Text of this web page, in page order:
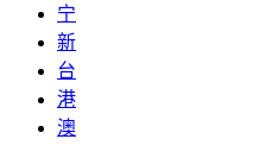
宁
新
台
港
澳